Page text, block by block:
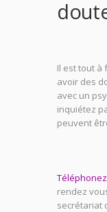
Il est tout à
avoir des
avec un
inquiétez
peuvent
Téléphonez
rendez
secrétariat